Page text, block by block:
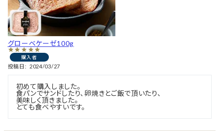
グローベケーゼ100g
購入者
投稿日 2024/03/27
初めて購入しました。
食パンでサンドしたり、卵焼きとご飯で頂いたり、
美味しく頂きました。